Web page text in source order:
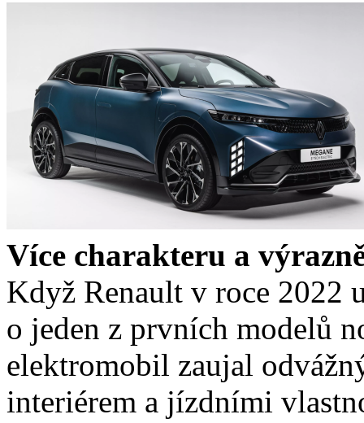
Více charakteru a
Když Renault v roce 2022
o jeden z prvních modelů
elektromobil zaujal
interiérem a jízdními